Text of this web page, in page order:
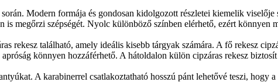
Modern formája és gondosan kidolgozott részletei kiemelik
megőrzi szépségét. Nyolc különböző színben elérhető, ezért könnyen
rekesz található, amely ideális kisebb tárgyak számára. A fő rekesz
könnyen hozzáférhető. A hátoldalon külön cipzáras rekesz
A karabinerrel csatlakoztatható hosszú pánt lehetővé teszi, hogy